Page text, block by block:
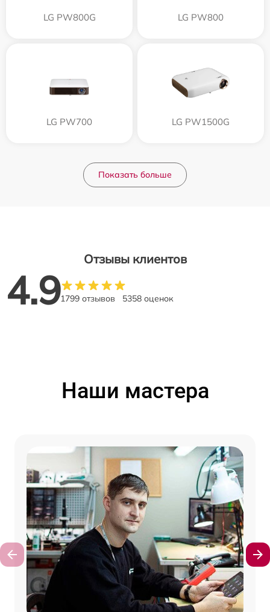
LG PW800G LG PW800
LG PW700 LG PW1500G
Показать больше
Отзывы клиентов
4.91799 отзывов 5358 оценок
Наши мастера